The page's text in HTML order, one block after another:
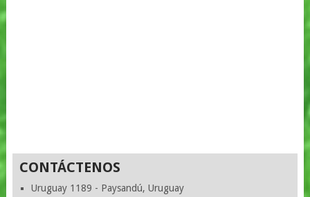
CONTÁCTENOS
Uruguay 1189 - Paysandú, Uruguay